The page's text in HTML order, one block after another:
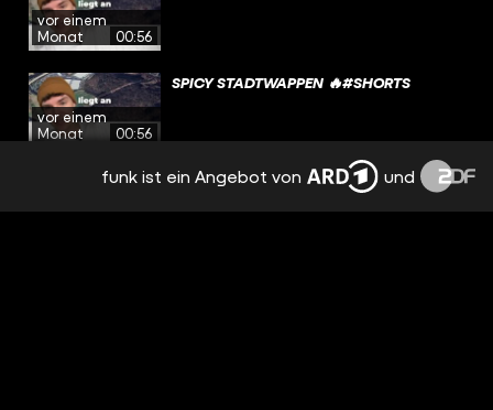
vor einem
Monat
00:56
vor einem
Monat
00:56
SPICY STADTWAPPEN 🔥#SHORTS
vor einem
SEINE EICHEL HAT IHN VERRATEN 🌳
funk ist ein Angebot von und